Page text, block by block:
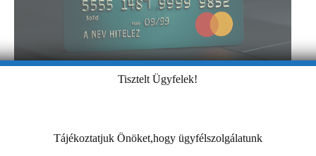
Tisztelt Ügyfelek!
Tájékoztatjuk Önöket,hogy ügyfélszolgálatunk